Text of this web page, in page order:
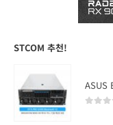
STCOM 추천!
ASUS